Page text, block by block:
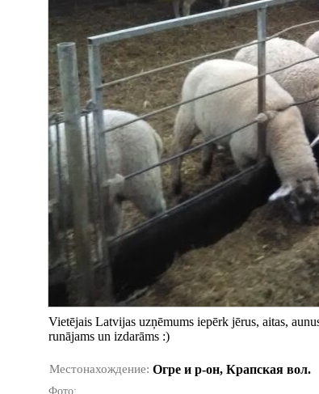
Vietējais Latvijas uzņēmums iepērk jērus, aitas,
runājams un izdarāms :)
Местонахождение: Огре и р-он, Крапская вол.
Фото: